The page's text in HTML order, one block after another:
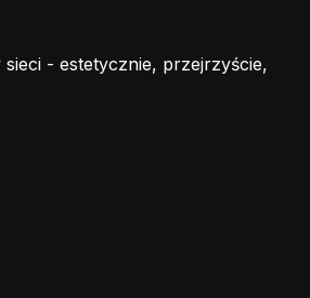
sieci - estetycznie, przejrzyście,